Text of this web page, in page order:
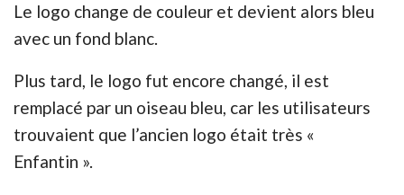
Le logo change de couleur et devient alors bleu
avec un fond blanc.
Plus tard, le logo fut encore changé, il est
remplacé par un oiseau bleu, car les utilisateurs
trouvaient que l’ancien logo était très «
Enfantin ».